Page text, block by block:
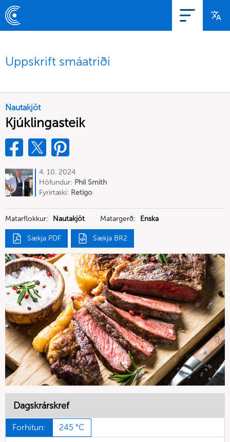
Uppskrift smáatriði
Nautakjöt
Kjúklingasteik
4. 10. 2024
Höfundur: Phil Smith
Fyrirtæki: Retigo
Matarflokkur: Nautakjöt Matargerð: Enska
Sækja PDF Sækja BR2
Dagskrárskref
Forhitun: 245 °C